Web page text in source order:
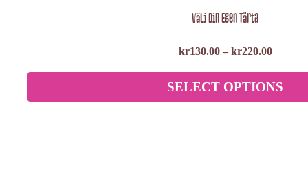
Välj Din Egen Tårta
kr130.00 – kr220.00
SELECT OPTIONS